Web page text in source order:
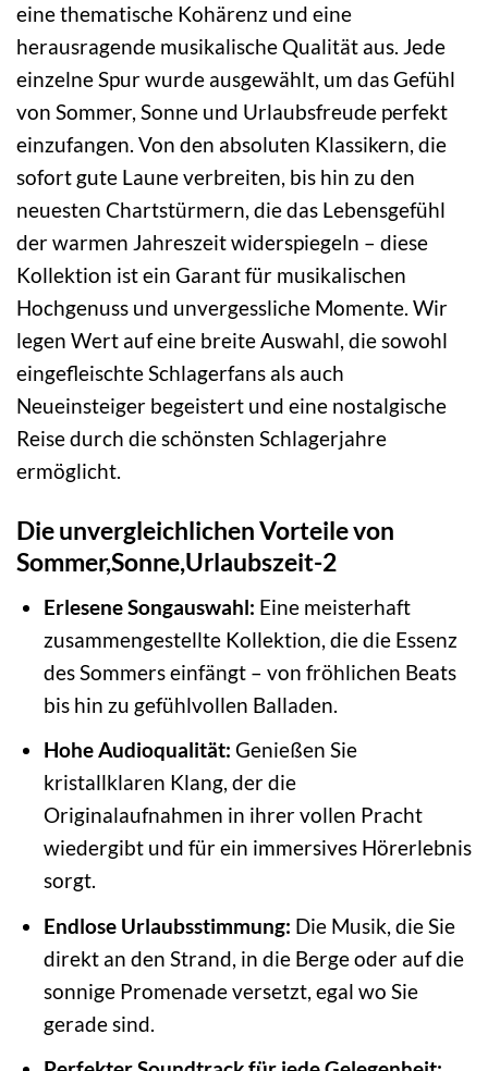
eine thematische Kohärenz und eine
herausragende musikalische Qualität aus. Jede
einzelne Spur wurde ausgewählt, um das Gefühl
von Sommer, Sonne und Urlaubsfreude perfekt
einzufangen. Von den absoluten Klassikern, die
sofort gute Laune verbreiten, bis hin zu den
neuesten Chartstürmern, die das Lebensgefühl
der warmen Jahreszeit widerspiegeln – diese
Kollektion ist ein Garant für musikalischen
Hochgenuss und unvergessliche Momente. Wir
legen Wert auf eine breite Auswahl, die sowohl
eingefleischte Schlagerfans als auch
Neueinsteiger begeistert und eine nostalgische
Reise durch die schönsten Schlagerjahre
ermöglicht.
Die unvergleichlichen Vorteile von
Sommer,Sonne,Urlaubszeit-2
Erlesene Songauswahl: Eine meisterhaft
zusammengestellte Kollektion, die die Essenz
des Sommers einfängt – von fröhlichen Beats
bis hin zu gefühlvollen Balladen.
Hohe Audioqualität: Genießen Sie
kristallklaren Klang, der die
Originalaufnahmen in ihrer vollen Pracht
wiedergibt und für ein immersives Hörerlebnis
sorgt.
Endlose Urlaubsstimmung: Die Musik, die Sie
direkt an den Strand, in die Berge oder auf die
sonnige Promenade versetzt, egal wo Sie
gerade sind.